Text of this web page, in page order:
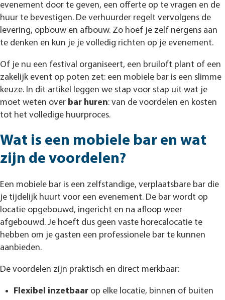
evenement door te geven, een offerte op te vragen en de
huur te bevestigen. De verhuurder regelt vervolgens de
levering, opbouw en afbouw. Zo hoef je zelf nergens aan
te denken en kun je je volledig richten op je evenement.
Of je nu een festival organiseert, een bruiloft plant of een
zakelijk event op poten zet: een mobiele bar is een slimme
keuze. In dit artikel leggen we stap voor stap uit wat je
moet weten over bar huren: van de voordelen en kosten
tot het volledige huurproces.
Wat is een mobiele bar en wat
zijn de voordelen?
Een mobiele bar is een zelfstandige, verplaatsbare bar die
je tijdelijk huurt voor een evenement. De bar wordt op
locatie opgebouwd, ingericht en na afloop weer
afgebouwd. Je hoeft dus geen vaste horecalocatie te
hebben om je gasten een professionele bar te kunnen
aanbieden.
De voordelen zijn praktisch en direct merkbaar:
Flexibel inzetbaar op elke locatie, binnen of buiten